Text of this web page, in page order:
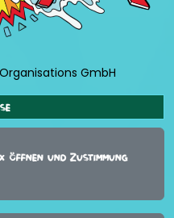
GmbH
öffnen und Zustimmung